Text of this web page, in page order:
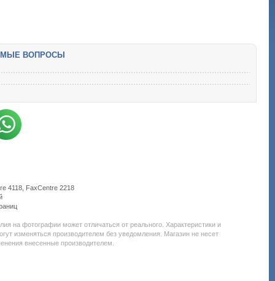
ВОПРОСЫ
4118, FaxCentre 2218
service.com.uacatalog/1119-
rashodnye-
materialy/5259-
на фотографии может отличаться от реального. Характеристики и
изменяться производителем без уведомления. Магазин не несет
внесенные производителем.